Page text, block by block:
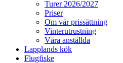
Turer 2026/2027
Priser
Om vår prissättning
Vinterutrustning
Våra anställda
Lapplands kök
Flugfiske